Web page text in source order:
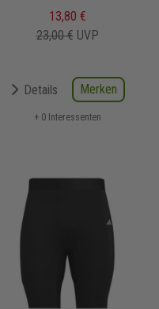
13,80 €
23,00 € UVP
Details Merken
+ 0 Interessenten